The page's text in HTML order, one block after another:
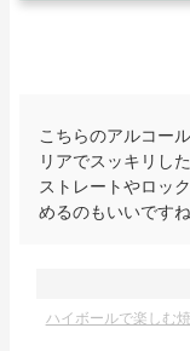
こちらのアルコー
リアでスッキリし
ストレートやロッ
めるのもいいですね
ハイボールで楽しむ